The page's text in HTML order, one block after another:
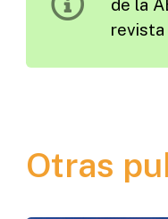
Transporte,
Territorial
cantidad
de la
revista
Otras